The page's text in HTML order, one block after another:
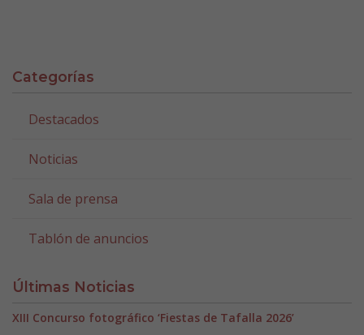
Categorías
Destacados
Noticias
Sala de prensa
Tablón de anuncios
Últimas Noticias
XIII Concurso fotográfico ‘Fiestas de Tafalla 2026’